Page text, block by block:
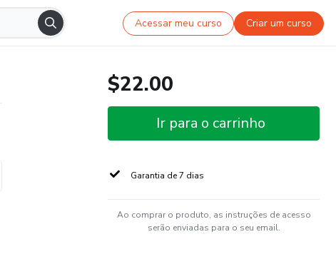
Acessar meu curso Criar um curso
$22.00
Ir para o carrinho
Garantia de 7 dias
Ao comprar o produto, as instruções de acesso
serão enviadas para o seu email.